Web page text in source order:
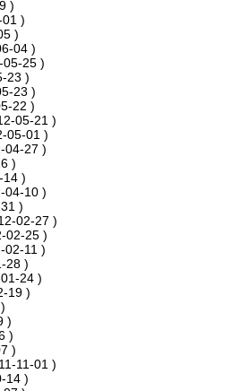
)
)
)
04 )
05-25 )
23 )
23 )
22 )
05-21 )
05-01 )
04-27 )
)
14 )
04-10 )
)
02-27 )
02-25 )
02-11 )
28 )
24 )
19 )
)
)
)
11-01 )
14 )